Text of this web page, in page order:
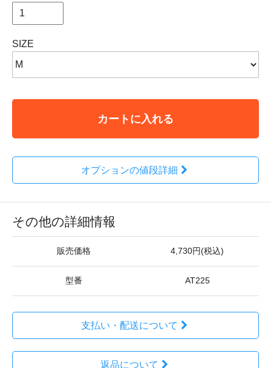
SIZE
カートに入れる
オプションの値段詳細
その他の詳細情報
販売価格 4,730円(税込)
型番 AT225
支払い・配送について
返品について